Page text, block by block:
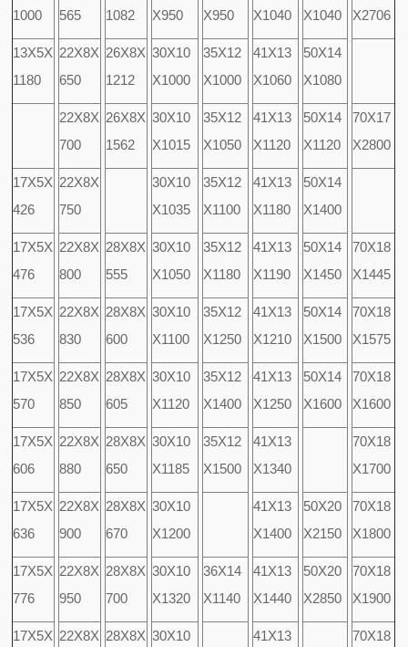
1000 565 1082 X950 X950 X1040 X1040 X2706
13X5X
1180
22X8X
650
26X8X
1212
30X10
X1000
35X12
X1000
41X13
X1060
50X14
X1080
22X8X
700
26X8X
1562
30X10
X1015
35X12
X1050
41X13
X1120
50X14
X1120
70X17
X2800
17X5X
426
22X8X
750
30X10
X1035
35X12
X1100
41X13
X1180
50X14
X1400
17X5X
476
22X8X
800
28X8X
555
30X10
X1050
35X12
X1180
41X13
X1190
50X14
X1450
70X18
X1445
17X5X
536
22X8X
830
28X8X
600
30X10
X1100
35X12
X1250
41X13
X1210
50X14
X1500
70X18
X1575
17X5X
570
22X8X
850
28X8X
605
30X10
X1120
35X12
X1400
41X13
X1250
50X14
X1600
70X18
X1600
17X5X
606
22X8X
880
28X8X
650
30X10
X1185
35X12
X1500
41X13
X1340
70X18
X1700
17X5X
636
22X8X
900
28X8X
670
30X10
X1200
41X13
X1400
50X20
X2150
70X18
X1800
17X5X
776
22X8X
950
28X8X
700
30X10
X1320
36X14
X1140
41X13
X1440
50X20
X2850
70X18
X1900
17X5X 22X8X 28X8X 30X10
41X13
70X18